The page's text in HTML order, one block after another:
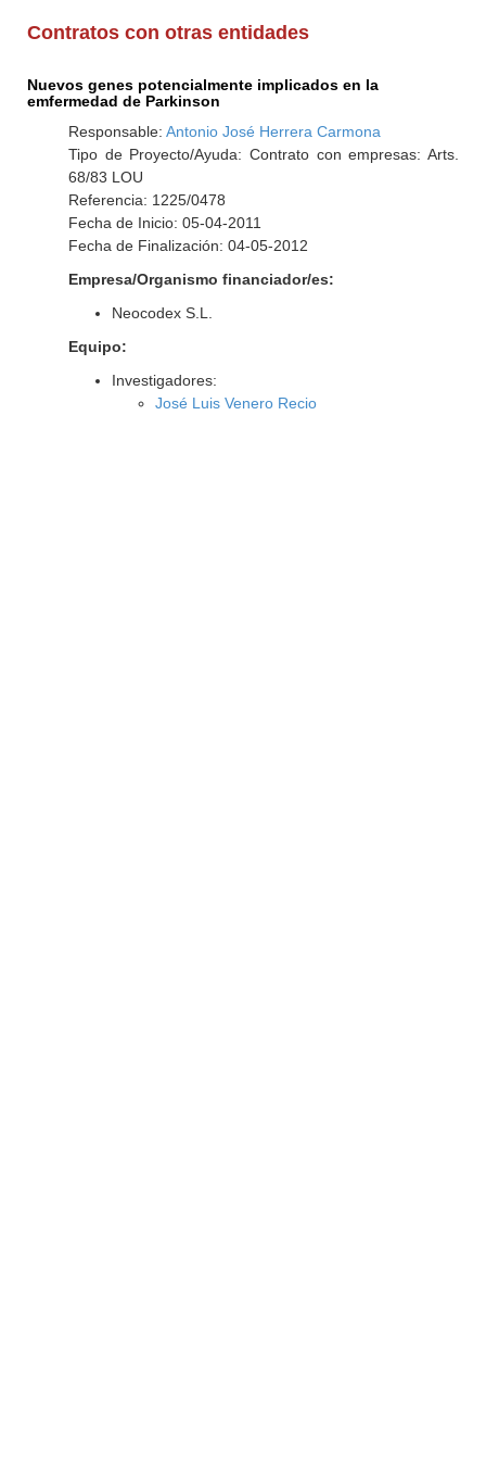
Contratos con otras entidades
Nuevos genes potencialmente implicados en la
emfermedad de Parkinson
Responsable: Antonio José Herrera Carmona
Tipo de Proyecto/Ayuda: Contrato con empresas: Arts.
68/83 LOU
Referencia: 1225/0478
Fecha de Inicio: 05-04-2011
Fecha de Finalización: 04-05-2012
Empresa/Organismo financiador/es:
Neocodex S.L.
Equipo:
Investigadores:
José Luis Venero Recio